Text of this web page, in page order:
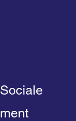
Sociale
ment